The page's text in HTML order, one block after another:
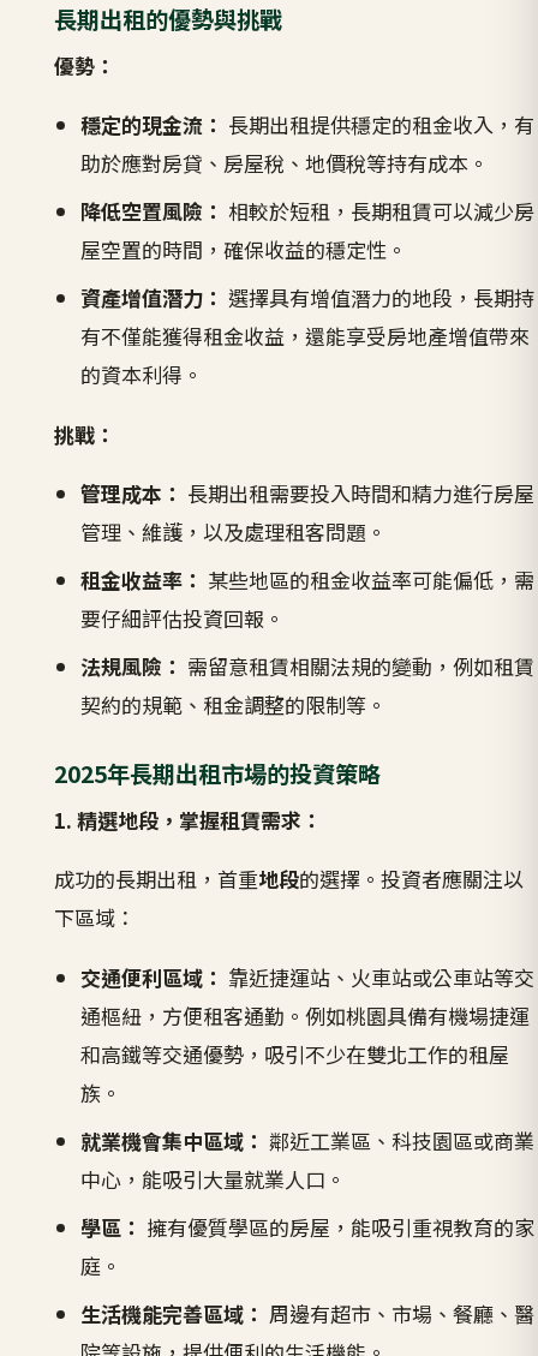
長期出租的優勢與挑戰
優勢：
穩定的現金流： 長期出租提供穩定的租金收入，有
助於應對房貸、房屋稅、地價稅等持有成本。
降低空置風險： 相較於短租，長期租賃可以減少房
屋空置的時間，確保收益的穩定性。
資產增值潛力： 選擇具有增值潛力的地段，長期持
有不僅能獲得租金收益，還能享受房地產增值帶來
的資本利得。
挑戰：
管理成本： 長期出租需要投入時間和精力進行房屋
管理、維護，以及處理租客問題。
租金收益率： 某些地區的租金收益率可能偏低，需
要仔細評估投資回報。
法規風險： 需留意租賃相關法規的變動，例如租賃
契約的規範、租金調整的限制等。
2025年長期出租市場的投資策略
1. 精選地段，掌握租賃需求：
成功的長期出租，首重地段的選擇。投資者應關注以
下區域：
交通便利區域： 靠近捷運站、火車站或公車站等交
通樞紐，方便租客通勤。例如桃園具備有機場捷運
和高鐵等交通優勢，吸引不少在雙北工作的租屋
族。
就業機會集中區域： 鄰近工業區、科技園區或商業
中心，能吸引大量就業人口。
學區： 擁有優質學區的房屋，能吸引重視教育的家
庭。
生活機能完善區域： 周邊有超市、市場、餐廳、醫